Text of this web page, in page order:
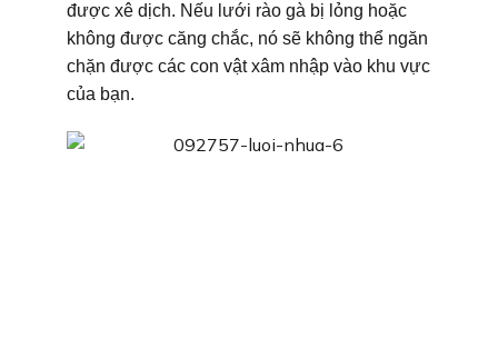
được xê dịch. Nếu lưới rào gà bị lỏng hoặc
không được căng chắc, nó sẽ không thể ngăn
chặn được các con vật xâm nhập vào khu vực
của bạn.